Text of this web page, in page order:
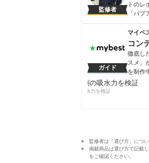
監修者
トのレ
「パ
術大学
ガイド
マイベ
コン
徹底し
スメ」
を制作
コン
柔軟剤の吸水力を検証
監修者は「選び方」につ
掲載商品は選び方で記載
をご確認ください。